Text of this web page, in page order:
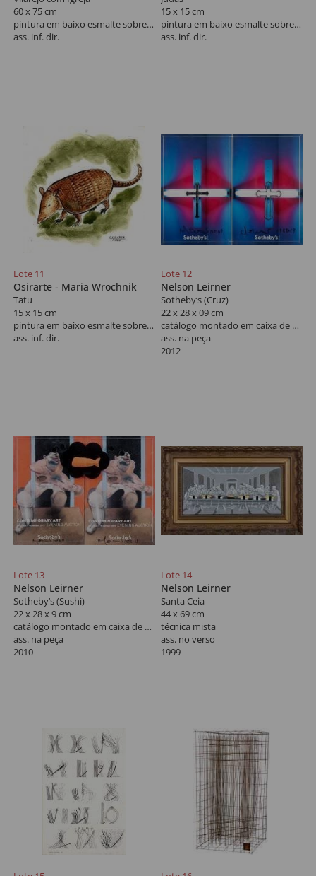
60 x 75 cm
pintura em baixo esmalte sobre azulejo
ass. inf. dir.
15 x 15 cm
pintura em baixo esmalte sobre azulejo
ass. inf. dir.
Lote 11
Osirarte - Maria Wrochnik
Tatu
15 x 15 cm
pintura em baixo esmalte sobre azulejo
ass. inf. dir.
Lote 12
Nelson Leirner
Sotheby‘s (Cruz)
22 x 28 x 09 cm
catálogo montado em caixa de acrílico
ass. na peça
2012
Lote 13
Nelson Leirner
Sotheby‘s (Sushi)
22 x 28 x 9 cm
catálogo montado em caixa de acrílico
ass. na peça
2010
Lote 14
Nelson Leirner
Santa Ceia
44 x 69 cm
técnica mista
ass. no verso
1999